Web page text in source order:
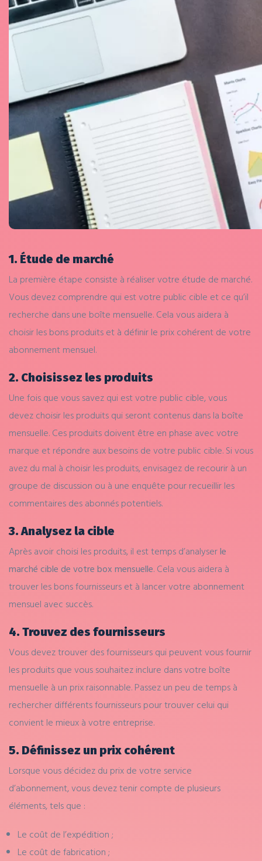
1. Étude de marché
La première étape consiste à réaliser votre étude de marché.
Vous devez comprendre qui est votre public cible et ce qu’il
recherche dans une boîte mensuelle. Cela vous aidera à
choisir les bons produits et à définir le prix cohérent de votre
abonnement mensuel.
2. Choisissez les produits
Une fois que vous savez qui est votre public cible, vous
devez choisir les produits qui seront contenus dans la boîte
mensuelle. Ces produits doivent être en phase avec votre
marque et répondre aux besoins de votre public cible. Si vous
avez du mal à choisir les produits, envisagez de recourir à un
groupe de discussion ou à une enquête pour recueillir les
commentaires des abonnés potentiels.
3. Analysez la cible
Après avoir choisi les produits, il est temps d’analyserle
marché cible de votre box mensuelle. Cela vous aidera à
trouver les bons fournisseurs et à lancer votre abonnement
mensuel avec succès.
4. Trouvez des fournisseurs
Vous devez trouver des fournisseurs qui peuvent vous fournir
les produits que vous souhaitez inclure dans votre boîte
mensuelle à un prix raisonnable. Passez un peu de temps à
rechercher différents fournisseurs pour trouver celui qui
convient le mieux à votre entreprise.
5. Définissez un prix cohérent
Lorsque vous décidez du prix de votre service
d’abonnement, vous devez tenir compte de plusieurs
éléments, tels que :
Le coût de l’expédition ;
Le coût de fabrication ;